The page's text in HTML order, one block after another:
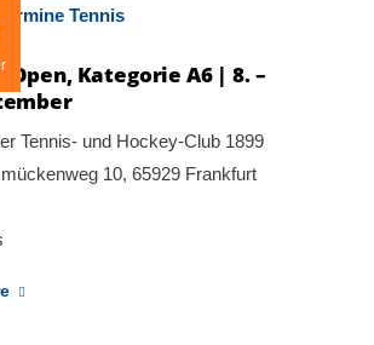
Open, Kategorie A6 | 8. –
Tennis- und Hockey-Club 1899
10, 65929 Frankfurt